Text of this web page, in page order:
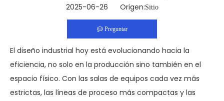
2025-06-26 Origen:Sitio
Preguntar
El diseño industrial hoy está evolucionando hacia la
eficiencia, no solo en la producción sino también en el
espacio físico. Con las salas de equipos cada vez más
estrictas, las líneas de proceso más compactas y las